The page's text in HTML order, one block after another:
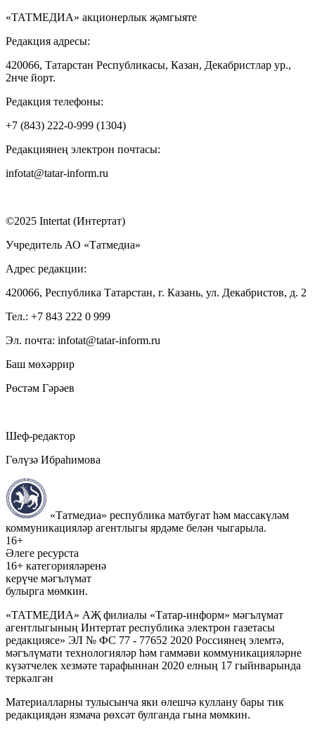
«ТАТМЕДИА» акционерлык җәмгыяте
Редакция адресы:
420066, Татарстан Республикасы, Казан, Декабристлар ур.,
2нче йорт.
Редакция телефоны:
+7 (843) 222-0-999 (1304)
Редакциянең электрон почтасы:
infotat@tatar-inform.ru
©2025 Intertat (Интертат)
Учредитель АО «Татмедиа»
Адрес редакции:
420066, Республика Татарстан, г. Казань, ул. Декабристов, д. 2
Тел.: +7 843 222 0 999
Эл. почта: infotat@tatar-inform.ru
Баш мөхәррир
Рөстәм Гәрәев
Шеф-редактор
Гөлүзә Ибраһимова
«Татмедиа» республика матбугат һәм массакүләм
коммуникацияләр агентлыгы ярдәме белән чыгарыла.
16+
Әлеге ресурста
16+ категорияләренә
керүче мәгълүмат
булырга мөмкин.
«ТАТМЕДИА» АҖ филиалы «Татар-информ» мәгълүмат
агентлыгының Интертат республика электрон газетасы
редакциясе» ЭЛ № ФС 77 - 77652 2020 Россиянең элемтә,
мәгълүмати технологияләр һәм гаммәви коммуникацияләрне
күзәтчелек хезмәте тарафыннан 2020 елның 17 гыйнварында
теркәлгән
Материалларны тулысынча яки өлешчә куллану бары тик
редакциядән язмача рөхсәт булганда гына мөмкин.